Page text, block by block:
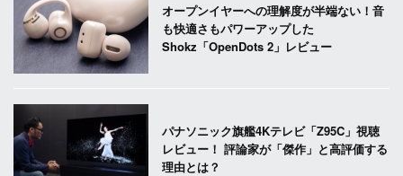
オープンイヤーへの理解度が半端ない！音
も快適さもパワーアップした
Shokz「OpenDots 2」レビュー
パナソニック旗艦4Kテレビ「Z95C」視聴
レビュー！ 評論家が「傑作」と高評価する
理由とは？